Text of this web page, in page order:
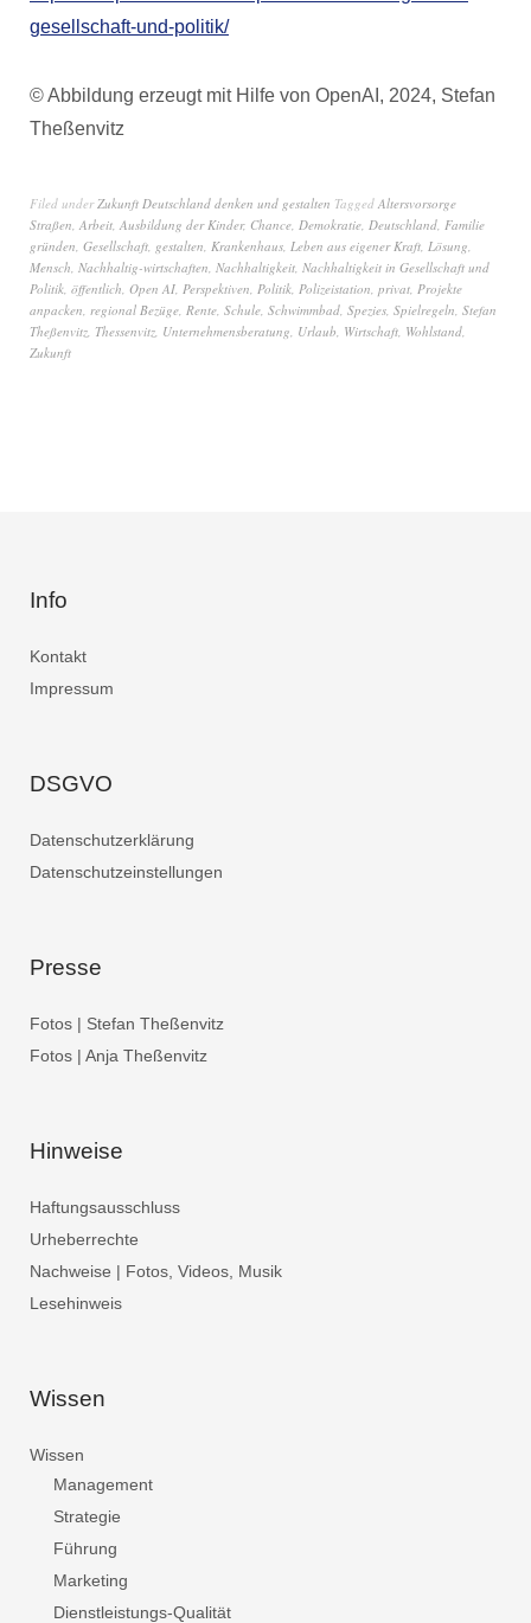
gesellschaft-und-politik/
© Abbildung erzeugt mit Hilfe von OpenAI, 2024, Stefan
Theßenvitz
Filed underZukunft Deutschland denken und gestalten Tagged Altersvorsorge
Straßen, Arbeit, Ausbildung der Kinder, Chance, Demokratie, Deutschland, Familie
gründen, Gesellschaft, gestalten, Krankenhaus, Leben aus eigener Kraft, Lösung,
Mensch, Nachhaltig-wirtschaften, Nachhaltigkeit, Nachhaltigkeit in Gesellschaft und
Politik, öffentlich, Open AI, Perspektiven, Politik, Polizeistation, privat, Projekte
anpacken, regional Bezüge, Rente, Schule, Schwimmbad, Spezies, Spielregeln, Stefan
Theßenvitz, Thessenvitz, Unternehmensberatung, Urlaub, Wirtschaft, Wohlstand,
Zukunft
Info
Kontakt
Impressum
DSGVO
Datenschutzerklärung
Datenschutzeinstellungen
Presse
Fotos | Stefan Theßenvitz
Fotos | Anja Theßenvitz
Hinweise
Haftungsausschluss
Urheberrechte
Nachweise | Fotos, Videos, Musik
Lesehinweis
Wissen
Wissen
Management
Strategie
Führung
Marketing
Dienstleistungs-Qualität